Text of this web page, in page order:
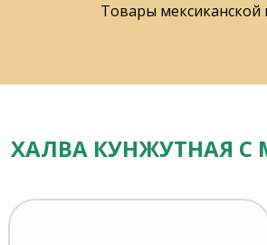
Товары мексиканской
ХАЛВА КУНЖУТНАЯ